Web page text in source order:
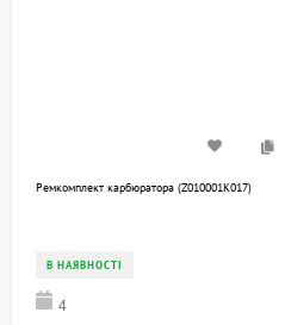
Ремкомплект карбюратора (Z010001K017)
В НАЯВНОСТІ
4